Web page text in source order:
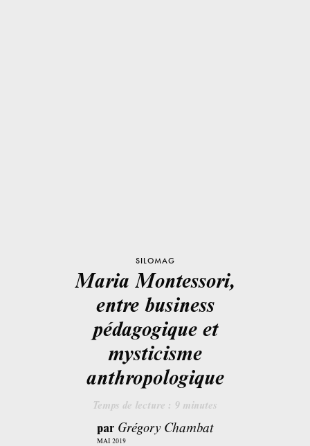
SILOMAG
Maria Montessori,
entre business
pédagogique et
mysticisme
anthropologique
Temps de lecture : 9 minutes
par Grégory Chambat
MAI 2019